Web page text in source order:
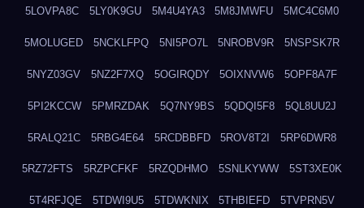
5LOVPA8C 5LY0K9GU 5M4U4YA3 5M8JMWFU 5MC4C6M0
5MOLUGED 5NCKLFPQ 5NI5PO7L 5NROBV9R 5NSPSK7R
5NYZ03GV 5NZ2F7XQ 5OGIRQDY 5OIXNVW6 5OPF8A7F
5PI2KCCW 5PMRZDAK 5Q7NY9BS 5QDQI5F8 5QL8UU2J
5RALQ21C 5RBG4E64 5RCDBBFD 5ROV8T2I 5RP6DWR8
5RZ72FTS 5RZPCFKF 5RZQDHMO 5SNLKYWW 5ST3XE0K
5T4RFJQE 5TDWI9U5 5TDWKNIX 5THBIEFD 5TVPRN5V